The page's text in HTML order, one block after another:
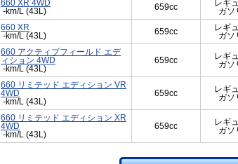
660 XR 4WD
-km/L (43L)
659cc
レギ
ガソ
660 XR
-km/L (43L)
659cc
レギ
ガソ
660 アクティブフィールド エデ
ィション 4WD
-km/L (43L)
659cc
レギ
ガソ
660 リミテッド エディション VR
4WD
-km/L (43L)
659cc
レギ
ガソ
660 リミテッド エディション XR
4WD
-km/L (43L)
659cc
レギ
ガソ